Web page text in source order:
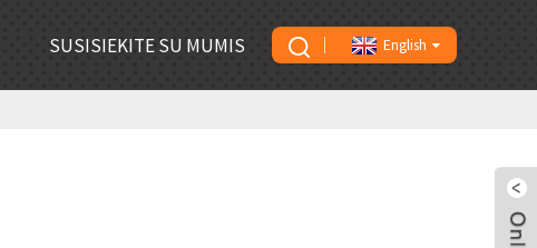
SUSISIEKITE SU MUMIS English